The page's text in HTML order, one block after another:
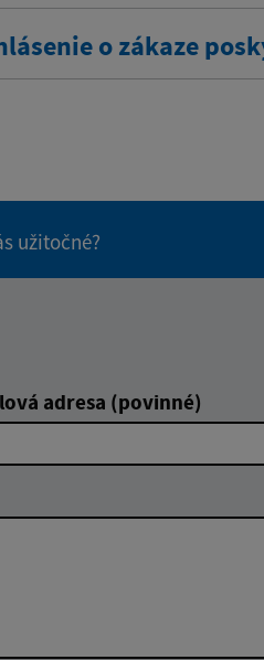
o zákaze
užitočné?
adresa (povinné)